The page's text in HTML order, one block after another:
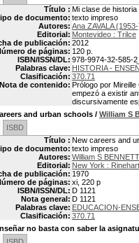
Título : Mi clase de
de documento: texto impreso
Autores: Ana ZAVALA
Editorial: Montevideo : Trilce
de publicación: 2012
de páginas: 120 p.
ISBN/ISSN/DL: 978-9974-32-585-2
Palabras clave: HISTORIA -
Clasificación: 370.71
Nota de contenido: Prólogo por
empezó a existir
discursivamente
and urban schools / William S
ISBD
Título : New careers and
de documento: texto impreso
Autores: William S BENNETT
Editorial: New York :
de publicación: 1970
de páginas: xi, 220 p
ISBN/ISSN/DL: D 1121
Nota general: D 1121
Palabras clave: EDUCACION-
Clasificación: 370.71
no basta con saber la